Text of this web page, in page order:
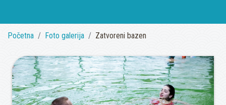
Početna Foto galerija Zatvoreni bazen